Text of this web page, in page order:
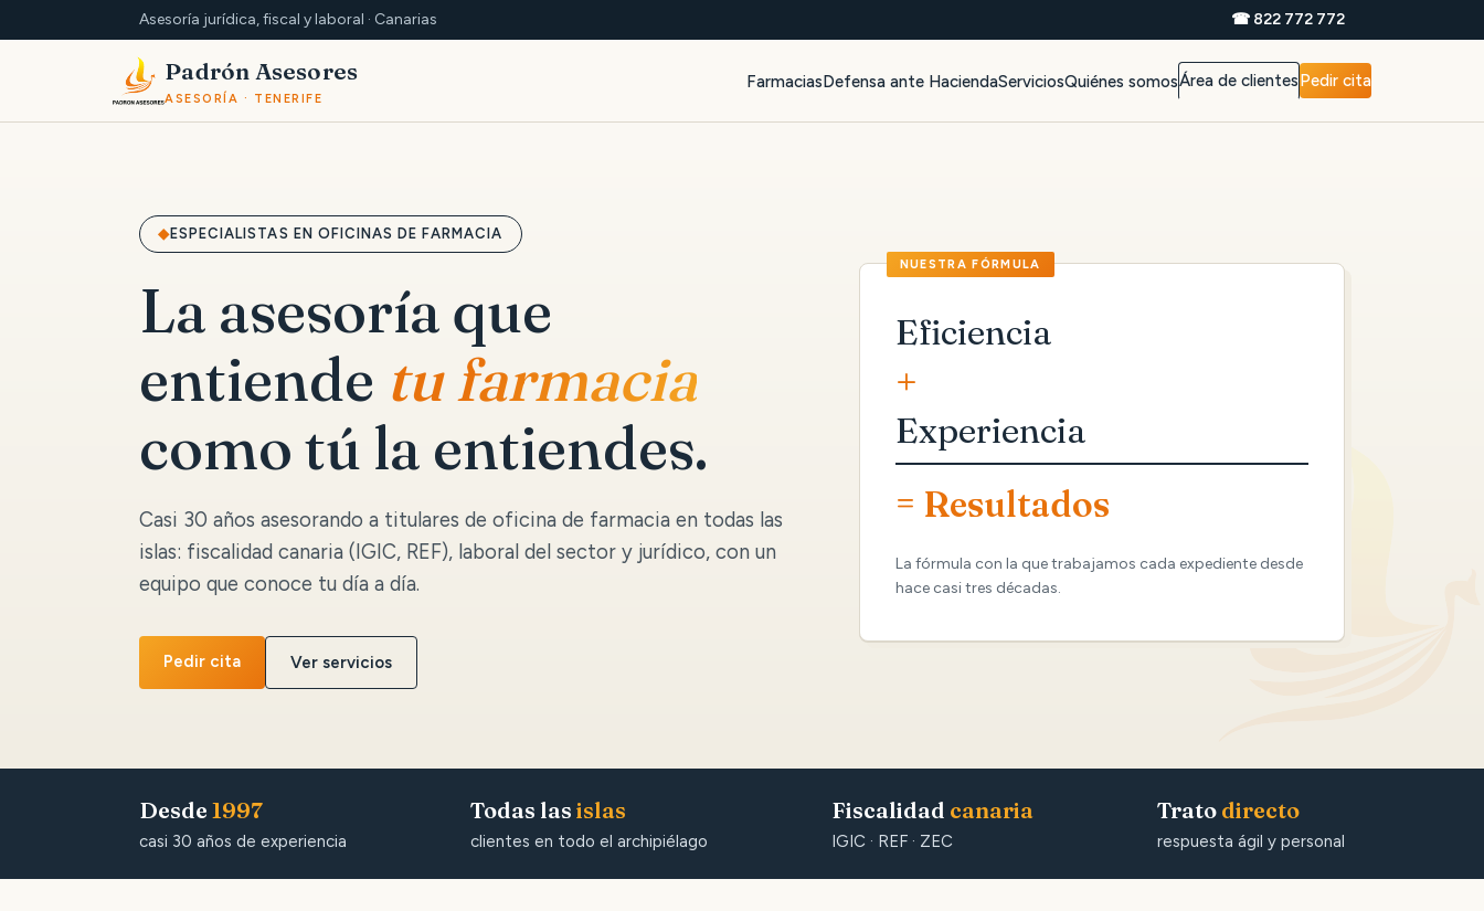
Asesoría jurídica, fiscal y laboral · Canarias ☎ 822 772 772
Padrón Asesores
ASESORÍA · TENERIFE
FarmaciasDefensa ante HaciendaServiciosQuiénes somosÁrea de clientesPedir cita
ESPECIALISTAS EN OFICINAS DE FARMACIA
La asesoría que
entiende tu farmacia
como tú la entiendes.
Casi 30 años asesorando a titulares de oficina de farmacia en todas las
islas: fiscalidad canaria (IGIC, REF), laboral del sector y jurídico, con un
equipo que conoce tu día a día.
Pedir cita Ver servicios
Eficiencia
+
Experiencia
= Resultados
La fórmula con la que trabajamos cada expediente desde
hace casi tres décadas.
Desde 1997
casi 30 años de experiencia
Todas las islas
clientes en todo el archipiélago
Fiscalidad canaria
IGIC · REF · ZEC
Trato directo
respuesta ágil y personal